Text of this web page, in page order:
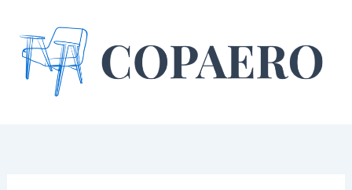
contenu